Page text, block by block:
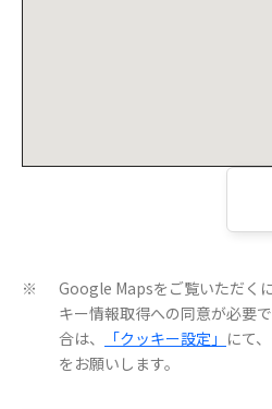
※
Google Mapsをご覧いただく
キー情報取得への同意が必要
合は、
「クッキー設定」 にて
をお願いします。